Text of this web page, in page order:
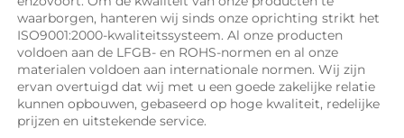
waarborgen, hanteren wij sinds onze oprichting strikt het
ISO9001:2000-kwaliteitssysteem. Al onze producten
voldoen aan de LFGB- en ROHS-normen en al onze
materialen voldoen aan internationale normen. Wij zijn
ervan overtuigd dat wij met u een goede zakelijke relatie
kunnen opbouwen, gebaseerd op hoge kwaliteit, redelijke
prijzen en uitstekende service.